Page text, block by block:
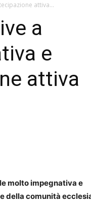
attiva...
a
e
attiva
molto impegnativa e
della comunità